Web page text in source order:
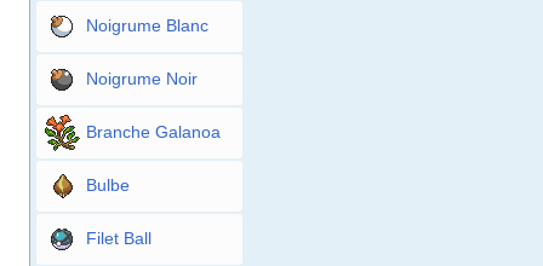
Noigrume Blanc
Noigrume Noir
Branche Galanoa
Bulbe
Filet Ball